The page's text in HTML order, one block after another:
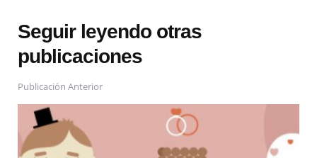
Seguir leyendo otras
publicaciones
Publicación Anterior